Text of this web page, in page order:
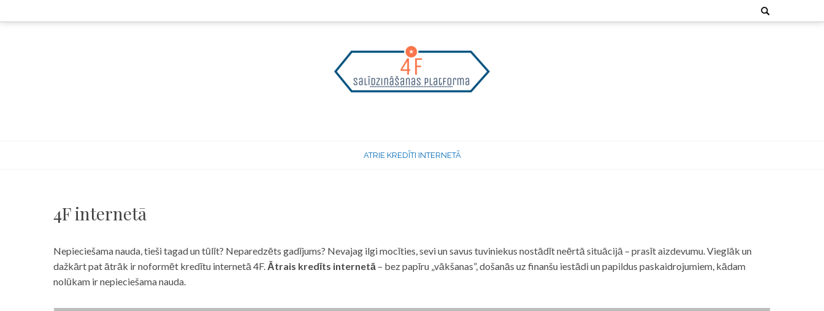
to
Search
for:
ATRIE KREDĪTI INTERNETĀ
4F internetā
Nepieciešama nauda, tieši tagad un tūlīt? Neparedzēts gadījums? Nevajag ilgi mocīties, sevi un savus tuviniekus nostādīt neērtā situācijā – prasīt aizdevumu. Vieglāk un
dažkārt pat ātrāk ir noformēt kredītu internetā 4F. Ātrais kredīts internetā – bez papīru „vākšanas”, došanās uz finanšu iestādi un papildus paskaidrojumiem, kādam
nolūkam ir nepieciešama nauda.